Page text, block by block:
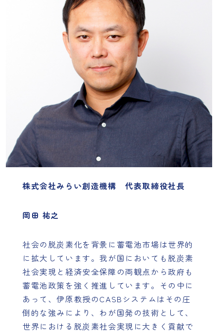
株式会社みらい創造機構 代表取締役社長
岡田 祐之
社会の脱炭素化を背景に蓄電池市場は世界的
に拡大しています。我が国においても脱炭素
社会実現と経済安全保障の両観点から政府も
蓄電池政策を強く推進しています。その中に
あって、伊原教授のCASBシステムはその圧
倒的な強みにより、わが国発の技術として、
世界における脱炭素社会実現に大きく貢献で